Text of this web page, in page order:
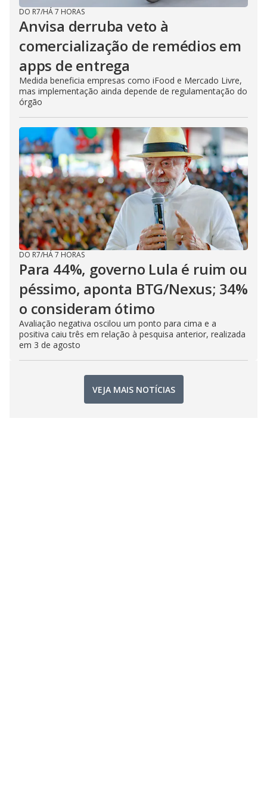
DO R7/HÁ 7 HORAS
Anvisa derruba veto à
comercialização de remédios em
apps de entrega
Medida beneficia empresas como iFood e Mercado Livre,
mas implementação ainda depende de regulamentação do
órgão
DO R7/HÁ 7 HORAS
Para 44%, governo Lula é ruim ou
péssimo, aponta BTG/Nexus; 34%
o consideram ótimo
Avaliação negativa oscilou um ponto para cima e a
positiva caiu três em relação à pesquisa anterior, realizada
em 3 de agosto
VEJA MAIS NOTÍCIAS